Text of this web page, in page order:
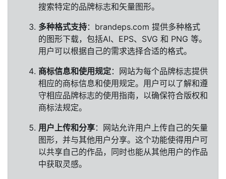
搜索特定的品牌标志和矢量图形。
多种格式支持：brandeps.com 提供多种格式
的图形下载，包括AI、EPS、SVG 和 PNG 等。
用户可以根据自己的需求选择合适的格式。
商标信息和使用规定：网站为每个品牌标志提供
相应的商标信息和使用规定。用户可以了解和遵
守相应品牌标志的使用指南，以确保符合版权和
商标法规定。
用户上传和分享：网站允许用户上传自己的矢量
图形，并与其他用户分享。这个功能使得用户可
以共享自己的作品，同时也能从其他用户的作品
中获取灵感。